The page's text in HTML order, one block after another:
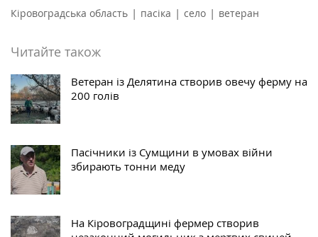
Кіровоградська область | пасіка | село | ветеран
Читайте також
Ветеран із Делятина створив овечу ферму на
200 голів
Пасічники із Сумщини в умовах війни
збирають тонни меду
На Кіровоградщині фермер створив